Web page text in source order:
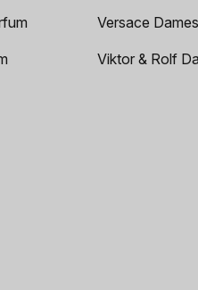
Versace
Viktor & Rolf